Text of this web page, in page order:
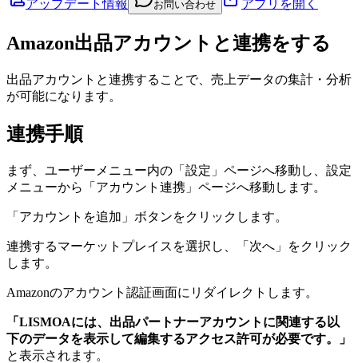
アップデート情報
お問い合わせ アプリを開く
Amazon出品アカウントと連携をする
出品アカウントと連携することで、売上データの集計・分析
が可能になります。
連携手順
まず、ユーザーメニュー内の「設定」ページへ移動し、設定
メニューから「アカウント連携」ページへ移動します。
「アカウントを追加」ボタンをクリックします。
連携するマーケットプレイスを選択し、「次へ」をクリック
します。
Amazonのアカウント認証画面にリダイレクトします。
「LISMOAには、出品パートナーアカウントに関連する以
下のデータを表示して編集するアクセス許可が必要です。」
と表示されます。